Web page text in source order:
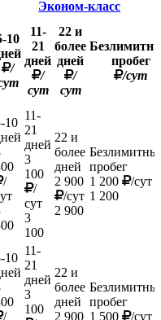
Эконом-класс
10
/
11-
21
дней
/
сут
22 и
более
дней
/
сут
пробег
/сут
10
/
11-
21
дней
3
100
/
сут
3
100
22 и
более
дней
2 900
/сут
2 900
пробег
1 200
/сут
1 200
10
/
11-
21
дней
3
100
22 и
более
дней
2 900
пробег
1 500
/сут